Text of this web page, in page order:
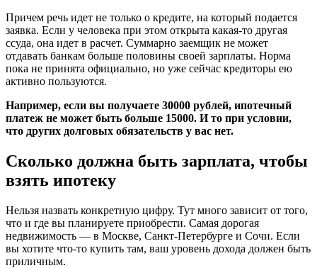
Причем речь идет не только о кредите, на который подается
заявка. Если у человека при этом открыта какая-то другая
ссуда, она идет в расчет. Суммарно заемщик не может
отдавать банкам больше половины своей зарплаты. Норма
пока не принята официально, но уже сейчас кредиторы ею
активно пользуются.
Например, если вы получаете 30000 рублей, ипотечный
платеж не может быть больше 15000. И то при условии,
что других долговых обязательств у вас нет.
Сколько должна быть зарплата, чтобы
взять ипотеку
Нельзя назвать конкретную цифру. Тут много зависит от того,
что и где вы планируете приобрести. Самая дорогая
недвижимость — в Москве, Санкт-Петербурге и Сочи. Если
вы хотите что-то купить там, ваш уровень дохода должен быть
приличным.